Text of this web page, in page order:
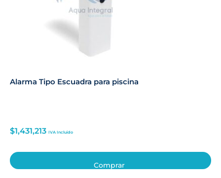
Alarma Tipo Escuadra para piscina
$1,431,213 IVA Incluido
Comprar